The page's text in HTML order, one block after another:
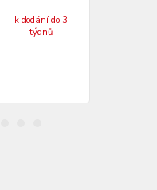
k dodání do 3
týdnů